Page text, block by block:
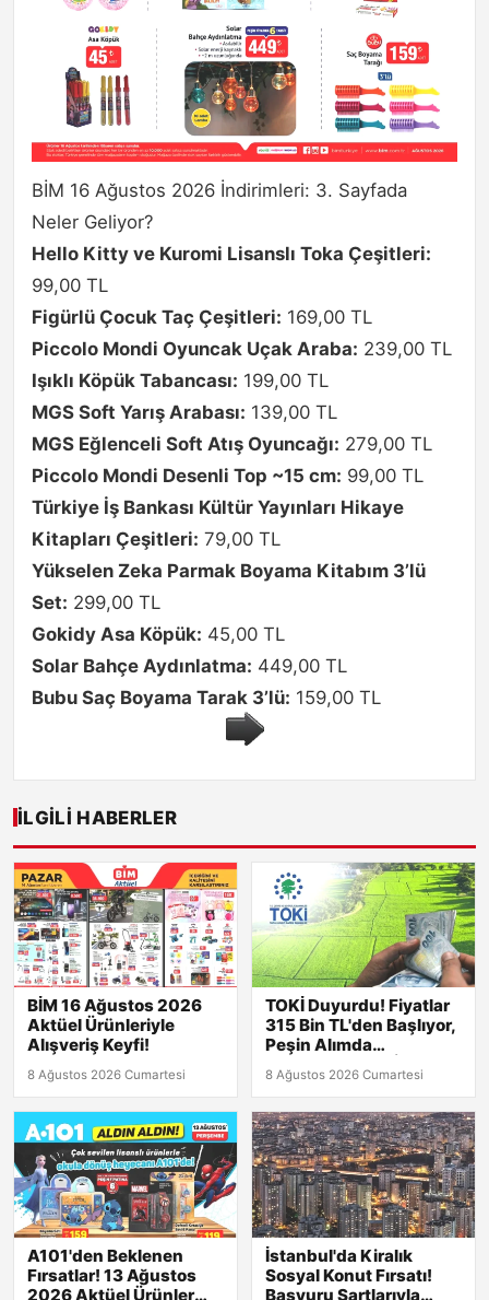
BİM 16 Ağustos 2026 İndirimleri: 3. Sayfada
Neler Geliyor?
Hello Kitty ve Kuromi Lisanslı Toka Çeşitleri:
99,00 TL
Figürlü Çocuk Taç Çeşitleri: 169,00 TL
Piccolo Mondi Oyuncak Uçak Araba: 239,00 TL
Işıklı Köpük Tabancası: 199,00 TL
MGS Soft Yarış Arabası: 139,00 TL
MGS Eğlenceli Soft Atış Oyuncağı: 279,00 TL
Piccolo Mondi Desenli Top ~15 cm: 99,00 TL
Türkiye İş Bankası Kültür Yayınları Hikaye
Kitapları Çeşitleri: 79,00 TL
Yükselen Zeka Parmak Boyama Kitabım 3’lü
Set: 299,00 TL
Gokidy Asa Köpük: 45,00 TL
Solar Bahçe Aydınlatma: 449,00 TL
Bubu Saç Boyama Tarak 3’lü: 159,00 TL
İLGILI HABERLER
BİM 16 Ağustos 2026
Aktüel Ürünleriyle
Alışveriş Keyfi!
8 Ağustos 2026 Cumartesi
TOKİ Duyurdu! Fiyatlar
315 Bin TL'den Başlıyor,
Peşin Alımda
Kaçırılmayacak İndirim!
8 Ağustos 2026 Cumartesi
A101'den Beklenen
Fırsatlar! 13 Ağustos
2026 Aktüel Ürünler
İstanbul'da Kiralık
Sosyal Konut Fırsatı!
Başvuru Şartlarıyla